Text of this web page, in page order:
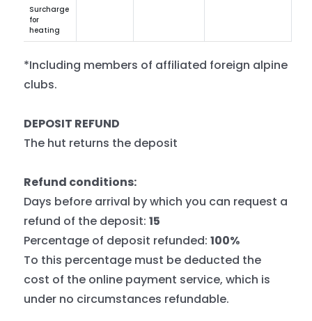
Surcharge
for
heating
*Including members of affiliated foreign alpine
clubs.
DEPOSIT REFUND
The hut returns the deposit
Refund conditions:
Days before arrival by which you can request a
refund of the deposit:15
Percentage of deposit refunded:100%
To this percentage must be deducted the
cost of the online payment service, which is
under no circumstances refundable.